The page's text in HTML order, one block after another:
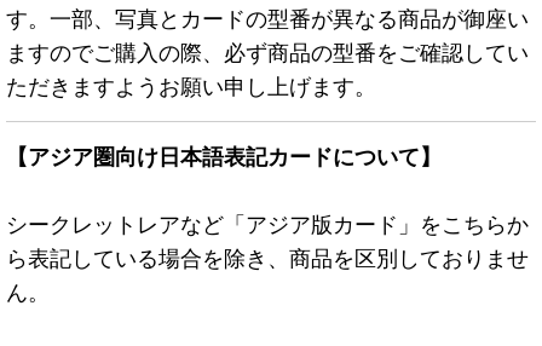
す。一部、写真とカードの型番が異なる商品が御座い
ますのでご購入の際、必ず商品の型番をご確認してい
ただきますようお願い申し上げます。
【アジア圏向け日本語表記カードについて】
シークレットレアなど「アジア版カード」をこちらか
ら表記している場合を除き、商品を区別しておりませ
ん。